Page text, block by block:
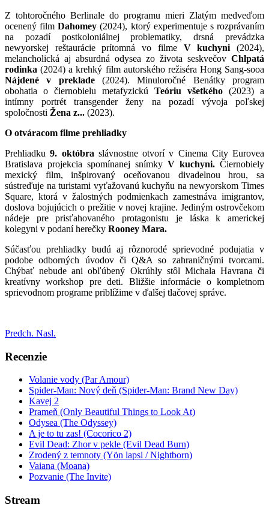
Z tohtoročného Berlinale do programu mieri Zlatým medveďom
ocenený filmDahomey (2024), ktorý experimentuje s rozprávaním
na pozadí postkoloniálnej problematiky, drsná prevádzka
newyorskej reštaurácie prítomná vo filme V kuchyni (2024),
melancholická aj absurdná odysea zo života seskvečov Chlpatá
rodinka (2024) a krehký film autorského režiséra Hong Sang-sooa
Nájdené v preklade(2024). Minuloročné Benátky program
obohatia o čiernobielu metafyzickú Teóriu všetkého (2023) a
intímny portrét transgender ženy na pozadí vývoja poľskej
spoločnosti Žena z... (2023).
O otváracom filme prehliadky
Prehliadku 9. októbra slávnostne otvorí v Cinema City Eurovea
Bratislava projekcia spomínanej snímky V kuchyni. Čiernobiely
mexický film, inšpirovaný oceňovanou divadelnou hrou, sa
sústreďuje na turistami vyťažovanú kuchyňu na newyorskom Times
Square, ktorá v žalostných podmienkach zamestnáva imigrantov,
doslova bojujúcich o prežitie v novej krajine. Jediným ostrovčekom
nádeje pre prisťahovaného protagonistu je láska k americkej
kolegyni v podaní herečky Rooney Mara.
Súčasťou prehliadky budú aj rôznorodé sprievodné podujatia v
podobe odborných úvodov či Q&A so zahraničnými tvorcami.
Chýbať nebude ani obľúbený Okrúhly stôl Michala Havrana či
kreatívny workshop pre deti. Bližšie informácie o kompletnom
sprievodnom programe priblížime v ďalšej tlačovej správe.
Predch. Nasl.
Recenzie
Volanie vody (Par Amour)
Spider-Man: Nový deň (Spider-Man: Brand New Day)
Kavej 2
Prameň (Only Beautiful Things to Look At)
Odysea (The Odyssey)
A je to tu zas! (Cocorico 2)
Evil Dead: Zhor v pekle (Evil Dead Burn)
Zrodený z temnoty (Yön lapsi / Nightborn)
Vaiana (Moana)
Pozvanie (The Invite)
Stream